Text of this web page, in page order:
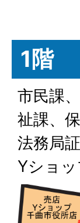
1階
市民課
祉課、
法務局
Yショ